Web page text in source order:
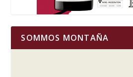
SOMMOS MONTAÑA